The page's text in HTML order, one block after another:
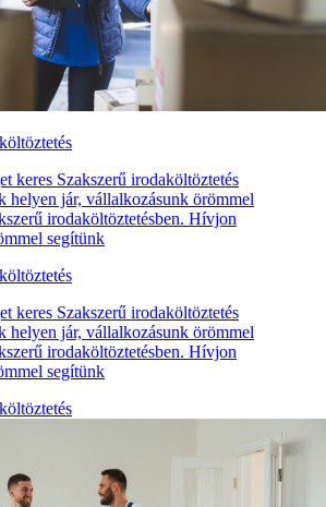
keres Szakszerű irodaköltöztetés
helyen jár, vállalkozásunk örömmel
irodaköltöztetésben. Hívjon
segítünk
keres Szakszerű irodaköltöztetés
helyen jár, vállalkozásunk örömmel
irodaköltöztetésben. Hívjon
segítünk